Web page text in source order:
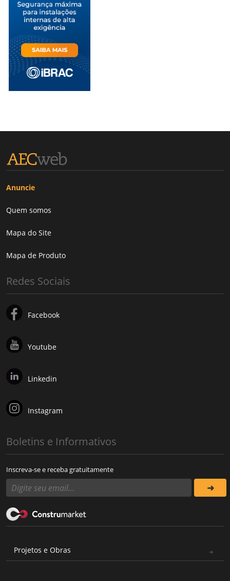
Anuncie
Quem somos
Mapa do Site
Mapa de Produto
Redes Sociais
Facebook
Youtube
Linkedin
Instagram
Boletins e Informativos
Inscreva-se e receba gratuitamente
Projetos e Obras